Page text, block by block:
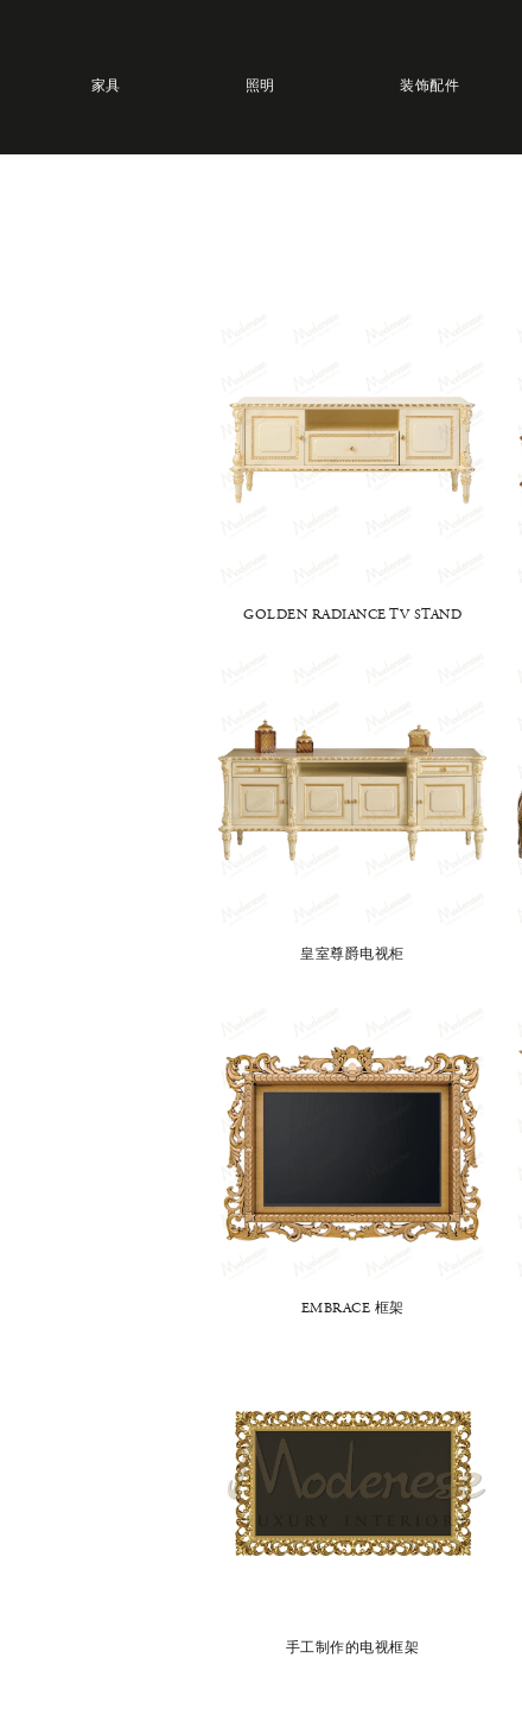
家具 照明 装饰配件
GOLDEN RADIANCE TV STAND
皇室尊爵电视柜
EMBRACE 框架
手工制作的电视框架